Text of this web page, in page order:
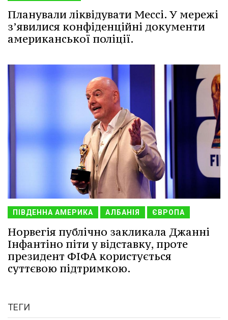
Планували ліквідувати Мессі. У мережі
з’явилися конфіденційні документи
американської поліції.
ПІВДЕННА АМЕРИКА АЛБАНІЯ ЄВРОПА
Норвегія публічно закликала Джанні
Інфантіно піти у відставку, проте
президент ФІФА користується
суттєвою підтримкою.
ТЕГИ